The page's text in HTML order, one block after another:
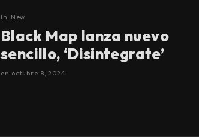
In New
Black Map lanza nuevo
sencillo, ‘Disintegrate’
en octubre 8, 2024